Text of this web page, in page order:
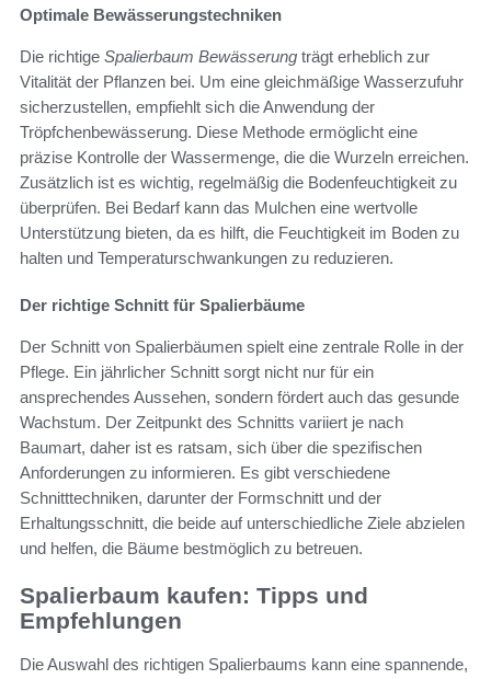
Optimale Bewässerungstechniken
Die richtige Spalierbaum Bewässerung trägt erheblich zur
Vitalität der Pflanzen bei. Um eine gleichmäßige Wasserzufuhr
sicherzustellen, empfiehlt sich die Anwendung der
Tröpfchenbewässerung. Diese Methode ermöglicht eine
präzise Kontrolle der Wassermenge, die die Wurzeln erreichen.
Zusätzlich ist es wichtig, regelmäßig die Bodenfeuchtigkeit zu
überprüfen. Bei Bedarf kann das Mulchen eine wertvolle
Unterstützung bieten, da es hilft, die Feuchtigkeit im Boden zu
halten und Temperaturschwankungen zu reduzieren.
Der richtige Schnitt für Spalierbäume
Der Schnitt von Spalierbäumen spielt eine zentrale Rolle in der
Pflege. Ein jährlicher Schnitt sorgt nicht nur für ein
ansprechendes Aussehen, sondern fördert auch das gesunde
Wachstum. Der Zeitpunkt des Schnitts variiert je nach
Baumart, daher ist es ratsam, sich über die spezifischen
Anforderungen zu informieren. Es gibt verschiedene
Schnitttechniken, darunter der Formschnitt und der
Erhaltungsschnitt, die beide auf unterschiedliche Ziele abzielen
und helfen, die Bäume bestmöglich zu betreuen.
Spalierbaum kaufen: Tipps und
Empfehlungen
Die Auswahl des richtigen Spalierbaums kann eine spannende,